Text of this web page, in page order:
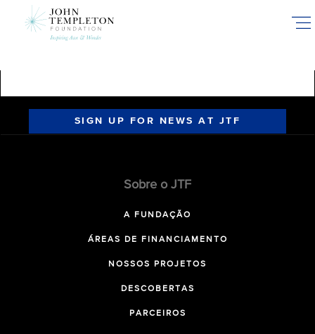
SIGN UP FOR NEWS AT JTF
Sobre o JTF
A FUNDAÇÃO
ÁREAS DE FINANCIAMENTO
NOSSOS PROJETOS
DESCOBERTAS
PARCEIROS